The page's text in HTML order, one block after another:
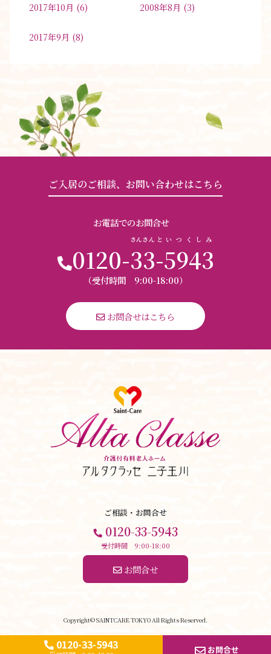
2017年10月 (6)
2017年9月 (8)
2008年8月 (3)
ご入居のご相談、お問い合わせはこちら
お電話でのお問合せ
0120-33
さんさん
-
と
5943
いつくしみ
（受付時間 9:00-18:00）
お問合せはこちら
0120-33-5943 お問合せ
ご相談・お問合せ
0120-33-5943
受付時間 9:00-18:00
お問合せ
Copyright© SAINTCARE TOKYO All Rights Reserved.